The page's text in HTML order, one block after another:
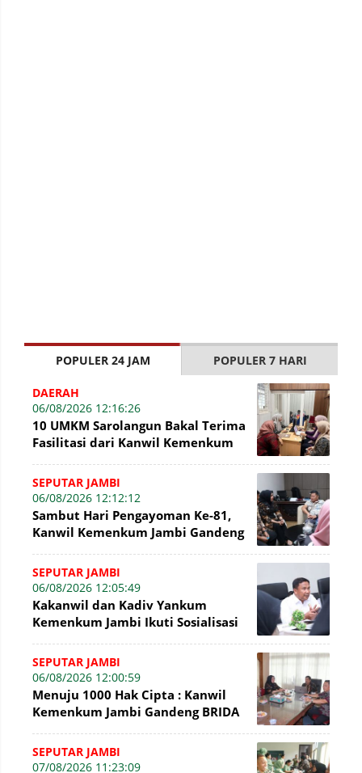
POPULER 24 JAM POPULER 7 HARI
DAERAH
06/08/2026 12:16:26
10 UMKM Sarolangun Bakal Terima
Fasilitasi dari Kanwil Kemenkum
SEPUTAR JAMBI
06/08/2026 12:12:12
Sambut Hari Pengayoman Ke-81,
Kanwil Kemenkum Jambi Gandeng
Gratis
SEPUTAR JAMBI
06/08/2026 12:05:49
Kakanwil dan Kadiv Yankum
Kemenkum Jambi Ikuti Sosialisasi
Secara Admin
SEPUTAR JAMBI
06/08/2026 12:00:59
Menuju 1000 Hak Cipta : Kanwil
Kemenkum Jambi Gandeng BRIDA
SEPUTAR JAMBI
07/08/2026 11:23:09